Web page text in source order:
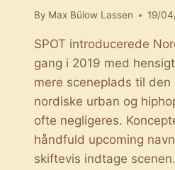
By Max Bülow Lassen 19/
SPOT introducerede
gang i 2019 med
mere sceneplads til den
nordiske urban og
ofte negligeres.
håndfuld upcoming
skiftevis indtage